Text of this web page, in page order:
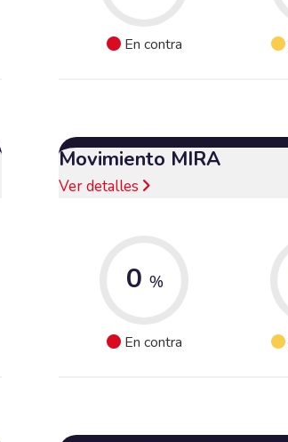
En contra
Movimiento MIRA
Ver detalles
0 %
En contra